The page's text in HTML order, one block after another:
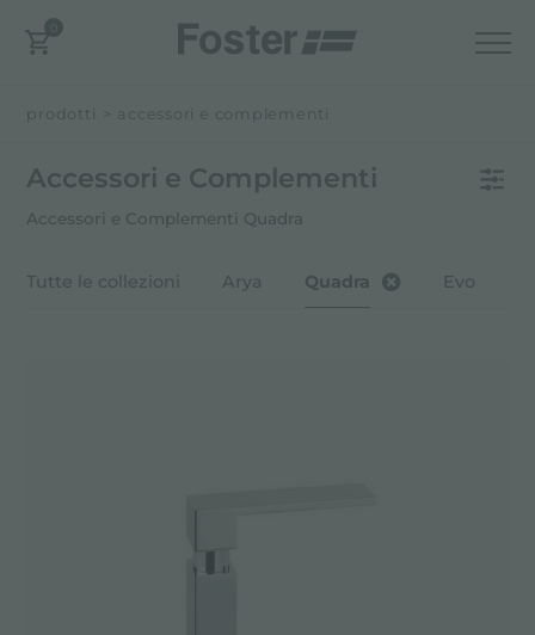
prodotti > accessori e complementi
Accessori e Complementi
Accessori e Complementi Quadra
Tutte le collezioni Arya Quadra Evo